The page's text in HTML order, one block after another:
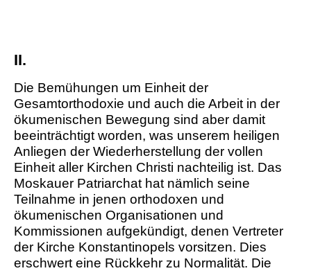
II.
Die Bemühungen um Einheit der
Gesamtorthodoxie und auch die Arbeit in der
ökumenischen Bewegung sind aber damit
beeinträchtigt worden, was unserem heiligen
Anliegen der Wiederherstellung der vollen
Einheit aller Kirchen Christi nachteilig ist. Das
Moskauer Patriarchat hat nämlich seine
Teilnahme in jenen orthodoxen und
ökumenischen Organisationen und
Kommissionen aufgekündigt, denen Vertreter
der Kirche Konstantinopels vorsitzen. Dies
erschwert eine Rückkehr zu Normalität. Die